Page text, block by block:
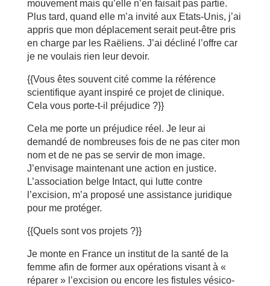
mouvement mais qu’elle n’en faisait pas partie.
Plus tard, quand elle m’a invité aux Etats-Unis, j’ai
appris que mon déplacement serait peut-être pris
en charge par les Raëliens. J’ai décliné l’offre car
je ne voulais rien leur devoir.
{{Vous êtes souvent cité comme la référence
scientifique ayant inspiré ce projet de clinique.
Cela vous porte-t-il préjudice ?}}
Cela me porte un préjudice réel. Je leur ai
demandé de nombreuses fois de ne pas citer mon
nom et de ne pas se servir de mon image.
J’envisage maintenant une action en justice.
L’association belge Intact, qui lutte contre
l’excision, m’a proposé une assistance juridique
pour me protéger.
{{Quels sont vos projets ?}}
Je monte en France un institut de la santé de la
femme afin de former aux opérations visant à «
réparer » l’excision ou encore les fistules vésico-